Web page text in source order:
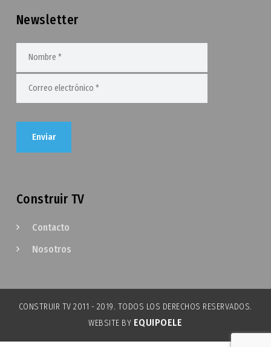
Newsletter
Construir TV
Contacto
Nosotros
CONSTRUIR TV 2011 - 2019. TODOS LOS DERECHOS RESERVADOS.
WEBSITE BY EQUIPOELE